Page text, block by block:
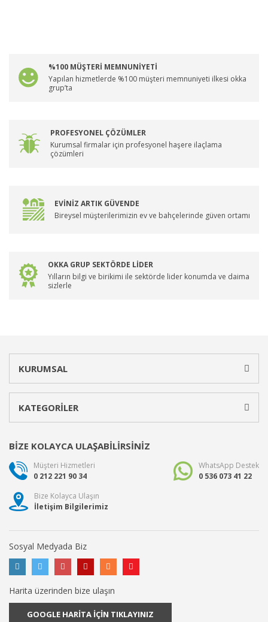
%100 MÜŞTERİ MEMNUNİYETİ
Yapılan hizmetlerde %100 müşteri memnuniyeti ilkesi okka
grup’ta
PROFESYONEL ÇÖZÜMLER
Kurumsal firmalar için profesyonel haşere ilaçlama
çözümleri
EVİNİZ ARTIK GÜVENDE
Bireysel müşterilerimizin ev ve bahçelerinde güven ortamı
OKKA GRUP SEKTÖRDE LİDER
Yılların bilgi ve birikimi ile sektörde lider konumda ve daima
sizlerle
KURUMSAL
KATEGORİLER
BİZE KOLAYCA ULAŞABİLİRSİNİZ
Müşteri Hizmetleri
0 212 221 90 34
WhatsApp Destek
0 536 073 41 22
Bize Kolayca Ulaşın
İletişim Bilgilerimiz
Sosyal Medyada Biz
Harita üzerinden bize ulaşın
GOOGLE HARİTA İÇİN TIKLAYINIZ